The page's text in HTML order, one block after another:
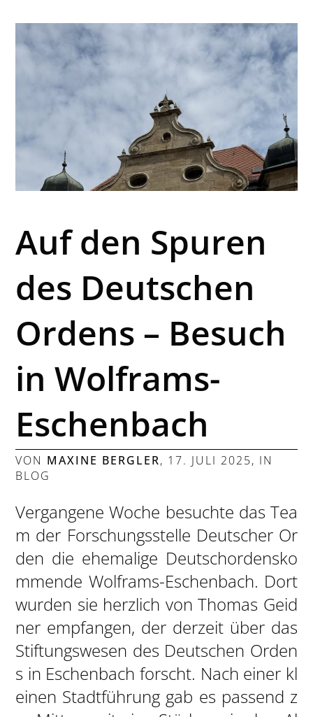
Auf den Spuren
des Deutschen
Ordens – Besuch
in Wolframs-
Eschenbach
VON MAXINE BERGLER, 17. JULI 2025, IN
BLOG
Vergangene Woche besuchte das Tea
m der Forschungsstelle Deutscher Or
den die ehemalige Deutschordensko
mmende Wolframs-Eschenbach. Dort
wurden sie herzlich von Thomas Geid
ner empfangen, der derzeit über das
Stiftungswesen des Deutschen Orden
s in Eschenbach forscht. Nach einer kl
einen Stadtführung gab es passend z